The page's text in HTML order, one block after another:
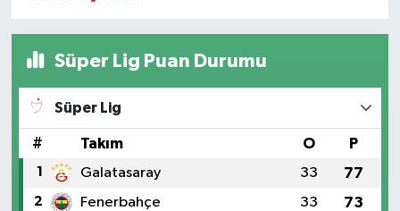
Süper Lig Puan Durumu
Süper Lig
# Takım O P
1 Galatasaray 33 77
2 Fenerbahçe 33 73